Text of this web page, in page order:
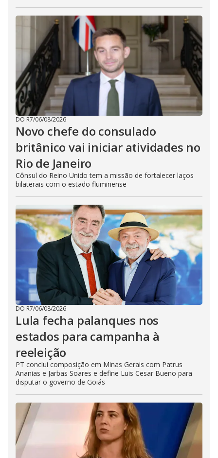
DO R7/06/08/2026
Novo chefe do consulado
britânico vai iniciar atividades no
Rio de Janeiro
Cônsul do Reino Unido tem a missão de fortalecer laços
bilaterais com o estado fluminense
DO R7/06/08/2026
Lula fecha palanques nos
estados para campanha à
reeleição
PT conclui composição em Minas Gerais com Patrus
Ananias e Jarbas Soares e define Luis Cesar Bueno para
disputar o governo de Goiás